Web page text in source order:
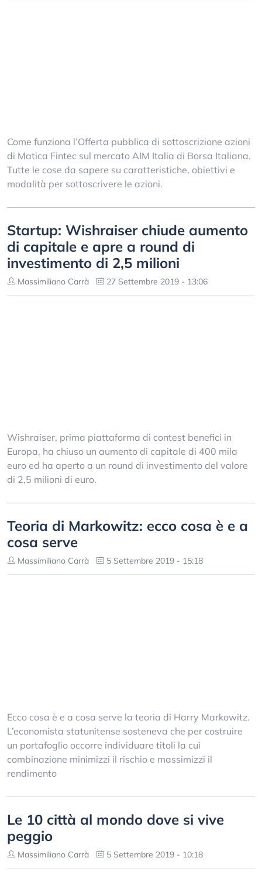
Come funziona l’Offerta pubblica di sottoscrizione azioni
di Matica Fintec sul mercato AIM Italia di Borsa Italiana.
Tutte le cose da sapere su caratteristiche, obiettivi e
modalità per sottoscrivere le azioni.
Startup: Wishraiser chiude aumento
di capitale e apre a round di
investimento di 2,5 milioni
Massimiliano Carrà 27 Settembre 2019 - 13:06
Wishraiser, prima piattaforma di contest benefici in
Europa, ha chiuso un aumento di capitale di 400 mila
euro ed ha aperto a un round di investimento del valore
di 2,5 milioni di euro.
Teoria di Markowitz: ecco cosa è e a
cosa serve
Massimiliano Carrà 5 Settembre 2019 - 15:18
Ecco cosa è e a cosa serve la teoria di Harry Markowitz.
L’economista statunitense sosteneva che per costruire
un portafoglio occorre individuare titoli la cui
combinazione minimizzi il rischio e massimizzi il
rendimento
Le 10 città al mondo dove si vive
peggio
Massimiliano Carrà 5 Settembre 2019 - 10:18